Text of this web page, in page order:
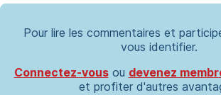
Pour lire les commentaires et
vous identifier.
Connectez-vousou devenez
et profiter d'autres